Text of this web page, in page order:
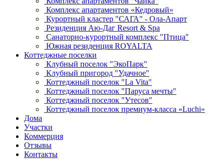
Комплекс апартаментов «Кедровый»
Курортный кластер "САГА" - Ола-Апарт
Резиденция Аю-Даг Resort & Spa
Санаторно-курортный комплекс "Птица"
Южная резиденция ROYALTA
Коттеджные поселки
Клубный поселок "ЭкоПарк"
Клубный пригород "Удачное"
Коттеджный поселок "La Vita"
Коттеджный поселок "Паруса мечты"
Коттеджный поселок "Утесов"
Коттеджный поселок премиум-класса «Luchi»
Дома
Участки
Коммерция
Отзывы
Контакты